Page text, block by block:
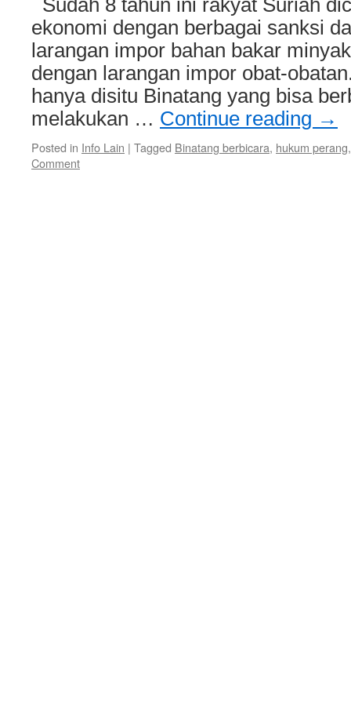
Sudah 8 tahun ini rakyat Suriah
ekonomi dengan berbagai sanksi
larangan impor bahan bakar
dengan larangan impor obat-
hanya disitu Binatang yang bisa
melakukan … Continue reading →
Posted in Info Lain | Tagged Binatang berbicara, hukum perang
Comment